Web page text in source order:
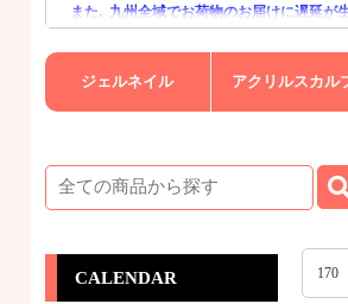
また､ 九州全域でお荷物のお届けに遅延が
ご不便をおかけいたしますが､ 何卒ご理解
ジェルネイル アクリルスカル
CALENDAR 170